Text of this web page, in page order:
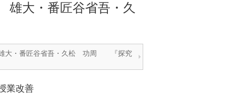
大・番匠谷省吾・久
・番匠谷省吾・久松 功周 『探究
業改善